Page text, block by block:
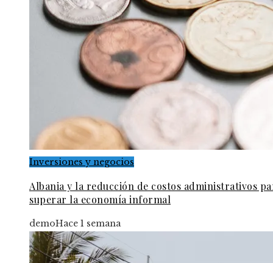
Inversiones y negocios
Albania y la reducción de costos administrativos
superar la economía informal
demoHace 1 semana